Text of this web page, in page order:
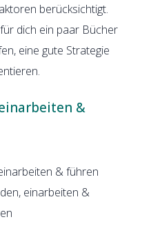
berücksichtigt.
dich ein paar Bücher
eine gute Strategie
&
einarbeiten &